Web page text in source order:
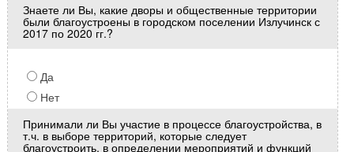
Знаете ли Вы, какие дворы и общественные территории
были благоустроены в городском поселении Излучинск с
2017 по 2020 гг.?
Да
Нет
Принимали ли Вы участие в процессе благоустройства, в
т.ч. в выборе территорий, которые следует
благоустроить, в определении мероприятий и функций